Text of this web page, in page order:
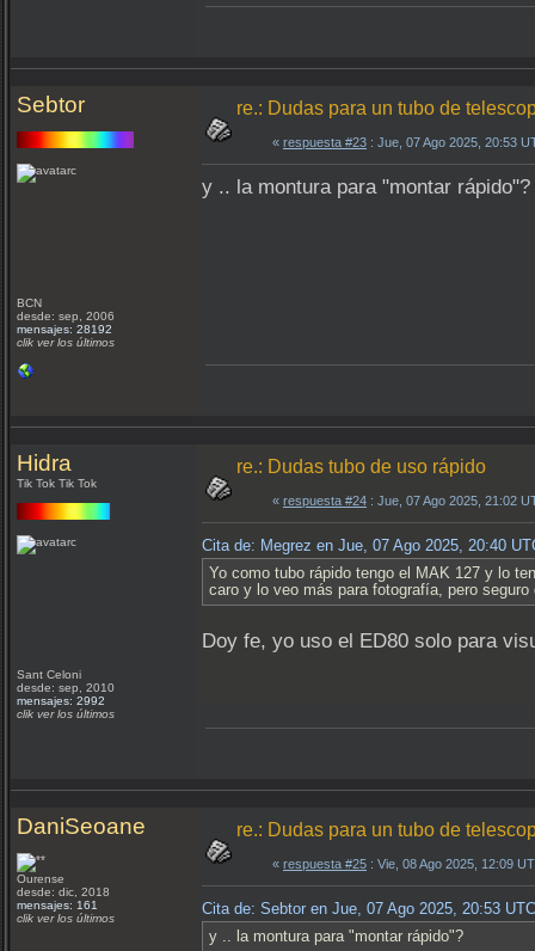
Sebtor
BCN
desde: sep, 2006
mensajes: 28192
clik ver los últimos
re.: Dudas para un tubo de
« respuesta #23 : Jue, 07 Ago 2025, 20:53
y .. la montura para "montar rápido"?
Hidra
Tik Tok Tik Tok
Sant Celoni
desde: sep, 2010
mensajes: 2992
clik ver los últimos
re.: Dudas tubo de uso rápido
« respuesta #24 : Jue, 07 Ago 2025, 21:02
Cita de: Megrez en Jue, 07 Ago 2025, 20:40
Yo como tubo rápido tengo el MAK 127 y lo
caro y lo veo más para fotografía, pero
Doy fe, yo uso el ED80 solo para
DaniSeoane
Ourense
desde: dic, 2018
mensajes: 161
clik ver los últimos
re.: Dudas para un tubo de
« respuesta #25 : Vie, 08 Ago 2025, 12:09
Cita de: Sebtor en Jue, 07 Ago 2025, 20:53 UTC
y .. la montura para "montar rápido"?